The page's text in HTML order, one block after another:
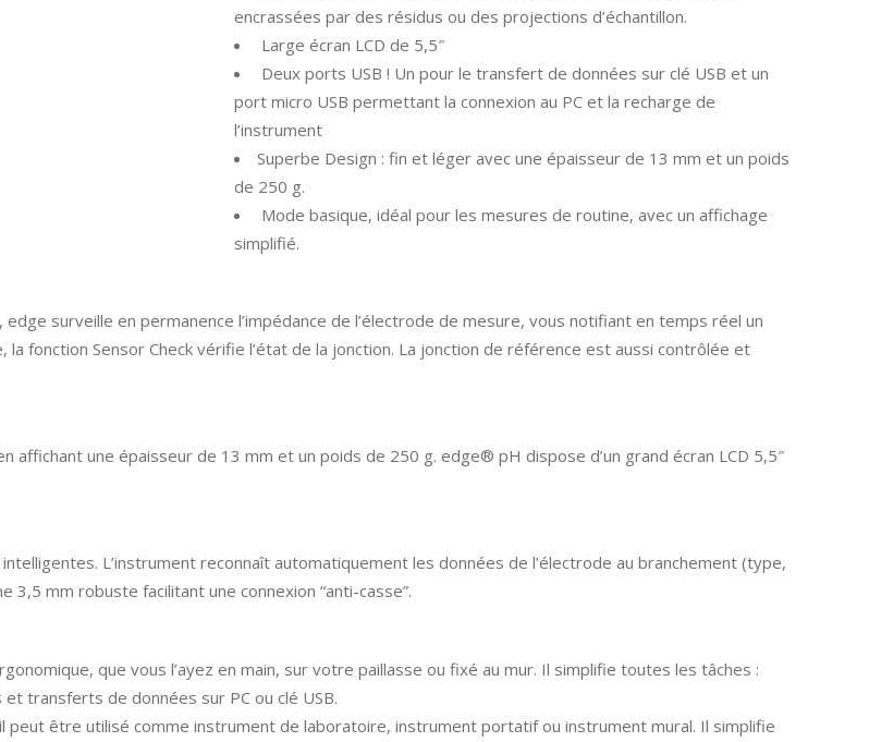
encrassées par des résidus ou des projections d’échantillon.
Large écran LCD de 5,5″
Deux ports USB ! Un pour le transfert de données sur clé USB et un
port micro USB permettant la connexion au PC et la recharge de
l’instrument
Superbe Design : fin et léger avec une épaisseur de 13 mm et un poids
de 250 g.
Mode basique, idéal pour les mesures de routine, avec un affichage
simplifié.
surveille en permanence l’impédance de l’électrode de mesure, vous notifiant en temps réel un
fonction Sensor Check vérifie l’état de la jonction. La jonction de référence est aussi contrôlée et
une épaisseur de 13 mm et un poids de 250 g. edge® pH dispose d’un grand écran LCD 5,5″
L’instrument reconnaît automatiquement les données de l’électrode au branchement (type,
3,5 mm robuste facilitant une connexion “anti-casse”.
que vous l’ayez en main, sur votre paillasse ou fixé au mur. Il simplifie toutes les tâches :
transferts de données sur PC ou clé USB.
être utilisé comme instrument de laboratoire, instrument portatif ou instrument mural. Il simplifie